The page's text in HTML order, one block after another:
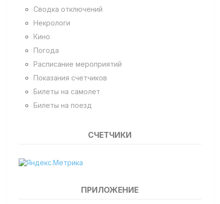
Сводка отключений
Некрологи
Кино
Погода
Расписание мероприятий
Показания счетчиков
Билеты на самолет
Билеты на поезд
СЧЕТЧИКИ
ПРИЛОЖЕНИЕ